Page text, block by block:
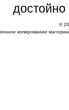
©
копирование